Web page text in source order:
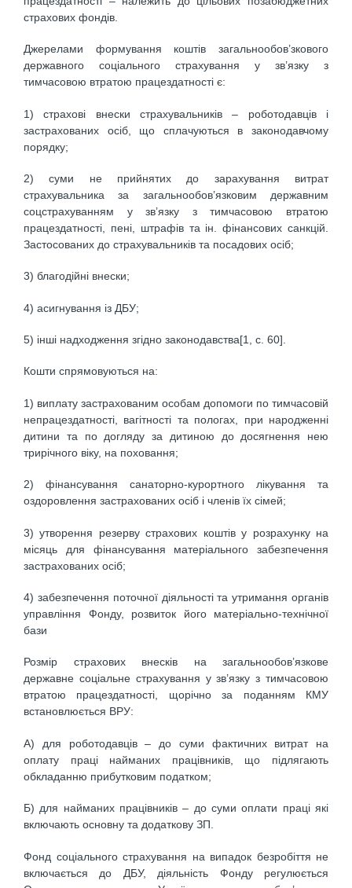
страхових фондів.
Джерелами формування коштів загальнообов’зкового
державного соціального страхування у зв’язку з
тимчасовою втратою працездатності є:
1) страхові внески страхувальників – роботодавців і
застрахованих осіб, що сплачуються в законодавчому
порядку;
2) суми не прийнятих до зарахування витрат
страхувальника за загальнообов’язковим державним
соцстрахуванням у зв’язку з тимчасовою втратою
працездатності, пені, штрафів та ін. фінансових санкцій.
Застосованих до страхувальників та посадових осіб;
3) благодійні внески;
4) асигнування із ДБУ;
5) інші надходження згідно законодавства[1, с. 60].
Кошти спрямовуються на:
1) виплату застрахованим особам допомоги по тимчасовій
непрацездатності, вагітності та пологах, при народженні
дитини та по догляду за дитиною до досягнення нею
трирічного віку, на поховання;
2) фінансування санаторно-курортного лікування та
оздоровлення застрахованих осіб і членів їх сімей;
3) утворення резерву страхових коштів у розрахунку на
місяць для фінансування матеріального забезпечення
застрахованих осіб;
4) забезпечення поточної діяльності та утримання органів
управління Фонду, розвиток його матеріально-технічної
бази
Розмір страхових внесків на загальнообов’язкове
державне соціальне страхування у зв’язку з тимчасовою
втратою працездатності, щорічно за поданням КМУ
встановлюється ВРУ:
А) для роботодавців – до суми фактичних витрат на
оплату праці найманих працівників, що підлягають
обкладанню прибутковим податком;
Б) для найманих працівників – до суми оплати праці які
включають основну та додаткову ЗП.
Фонд соціального страхування на випадок безробіття не
включається до ДБУ, діяльність Фонду регулюється